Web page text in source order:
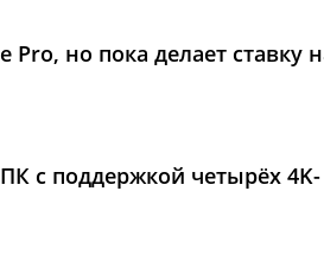
Pro, но пока делает ставку
с поддержкой четырёх 4K-